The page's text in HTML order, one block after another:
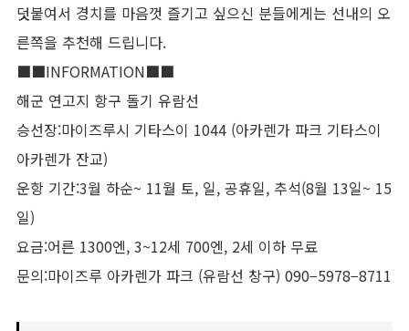
덧붙여서 경치를 마음껏 즐기고 싶으신 분들에게는 선내의 오
른쪽을 추천해 드립니다.
■■INFORMATION■■
해군 연고지 항구 돌기 유람선
승선장:마이즈루시 기타스이 1044 (아카렌가 파크 기타스이
아카렌가 잔교)
운항 기간:3월 하순~ 11월 토, 일, 공휴일, 추석(8월 13일~ 15
일)
요금:어른 1300엔, 3~12세 700엔, 2세 이하 무료
문의:마이즈루 아카렌가 파크 (유람선 창구) 090−5978−8711